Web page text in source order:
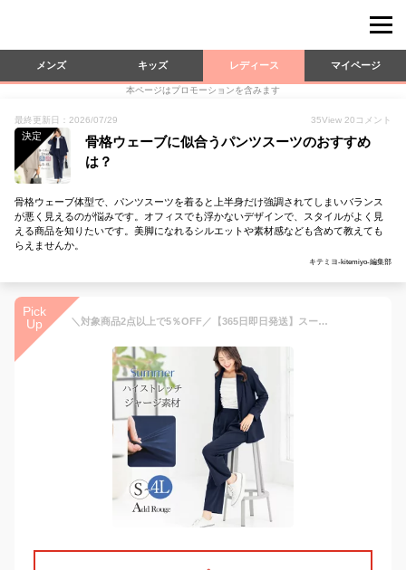
メンズ キッズ レディース マイページ
本ページはプロモーションを含みます
最終更新日：2026/07/29 35View 20 コメント
決定
骨格ウェーブに似合うパンツスーツのおすすめ
は？
骨格ウェーブ体型で、パンツスーツを着ると上半身だけ強調されてしまいバランス
が悪く見えるのが悩みです。オフィスでも浮かないデザインで、スタイルがよく見
える商品を知りたいです。美脚になれるシルエットや素材感なども含めて教えても
らえませんか。
キテミヨ-kitemiyo-編集部
Pick
Up
＼対象商品2点以上で5％OFF／【365日即日発送】スーツ レディース セットアップ 夏 裏地なし 洗える パンツスーツ オフィスカジュアル クールビズ ビジネススーツ リクルート ストレッチ 大きいサイズ フォーマル 通勤 女性 ネイビー かっこいい 春夏秋 試着チケット対象